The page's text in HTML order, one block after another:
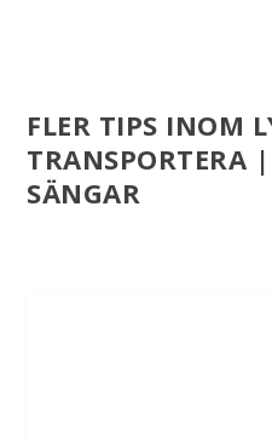
FLER TIPS INOM
TRANSPORTERA
SÄNGAR